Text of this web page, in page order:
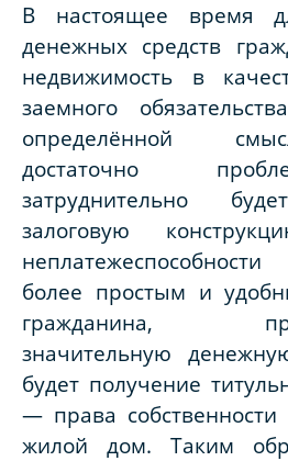
В настоящее время
денежных средств
недвижимость в
заемного
определённой
достаточно
затруднительно
залоговую
более простым и
гражданина,
значительную
будет получение
— права
жилой дом. Таким